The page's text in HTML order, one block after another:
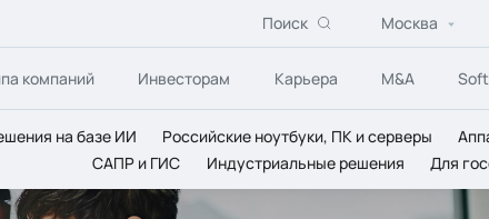
Поиск Москва
компаний Инвесторам Карьера M&A
на базе ИИ Российские ноутбуки, ПК и серверы
САПР и ГИС
Индустриальные решения Для